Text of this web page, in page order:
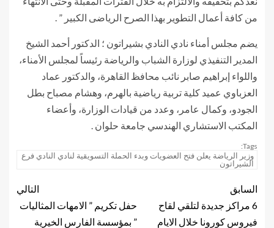
من كافة أعمال التطوير بهذا الصرح الرياضى الكبير ” .
يضم مجلس أمناء نادي النادي بشيراتون ؛ الدكتور أحمد الشيخ
المدير التنفيذي لوزارة الشباب والرياضة رئيساً لمجلس الأمناء،
واللواء إبراهيم صابر نائب محافظ القاهرة، والدكتور عماد
العزباوي عميد كلية تربية رياضية بالهرم، وهشام مصباح بطل
الجودو، وكمال عامر، وعدد من قيادات الوزارة، وأعضاء
المكتب الاستشاري الهندسي جامعة حلوان .
Tags:
وزير الرياضة يعلن فتح العضويات وبدء الحملة التسويقية لنادي النادي فرع
الشيراتون
السابق
6 مراكز جديدة لتلقي لقاح
فيروس كورونا خلال الايام
التالي
حفل تكريم ” الامهات المثاليات
” بمؤسسة الفارس الخيرية